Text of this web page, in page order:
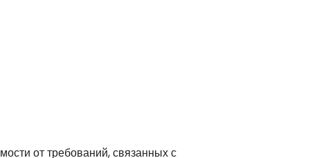
от требований, связанных с